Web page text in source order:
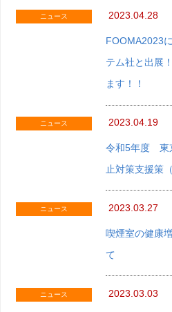
ニュース 2023.04.28
FOOMA2023
テム社と出展
ます！！
ニュース 2023.04.19
令和5年度 東
止対策支援策
ニュース 2023.03.27
喫煙室の健康
て
ニュース 2023.03.03